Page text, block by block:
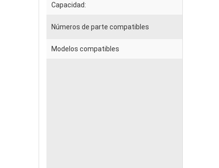
Capacidad:
Números de parte compatibles
Modelos compatibles